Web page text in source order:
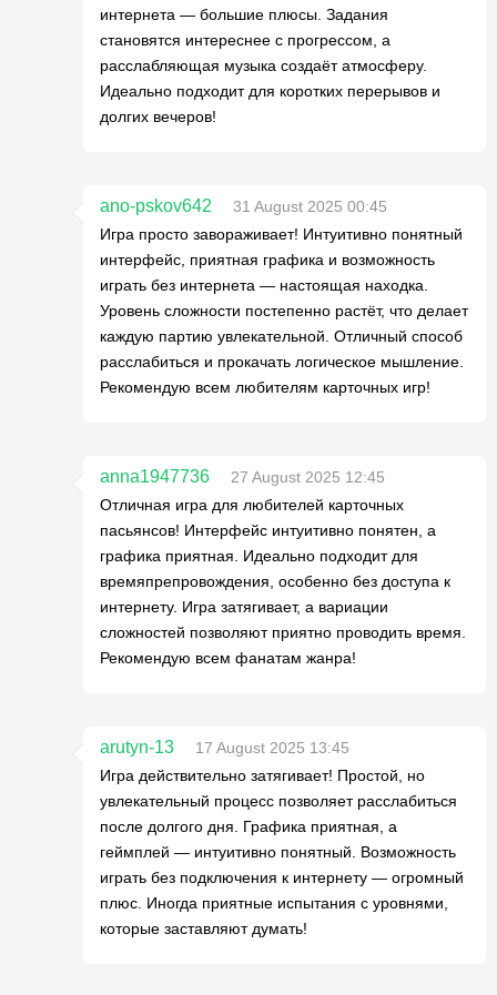
интернета — большие плюсы. Задания
становятся интереснее с прогрессом, а
расслабляющая музыка создаёт атмосферу.
Идеально подходит для коротких перерывов и
долгих вечеров!
ano-pskov642
31 August 2025 00:45
Игра просто завораживает! Интуитивно понятный
интерфейс, приятная графика и возможность
играть без интернета — настоящая находка.
Уровень сложности постепенно растёт, что делает
каждую партию увлекательной. Отличный способ
расслабиться и прокачать логическое мышление.
Рекомендую всем любителям карточных игр!
anna1947736
27 August 2025 12:45
Отличная игра для любителей карточных
пасьянсов! Интерфейс интуитивно понятен, а
графика приятная. Идеально подходит для
времяпрепровождения, особенно без доступа к
интернету. Игра затягивает, а вариации
сложностей позволяют приятно проводить время.
Рекомендую всем фанатам жанра!
arutyn-13
17 August 2025 13:45
Игра действительно затягивает! Простой, но
увлекательный процесс позволяет расслабиться
после долгого дня. Графика приятная, а
геймплей — интуитивно понятный. Возможность
играть без подключения к интернету — огромный
плюс. Иногда приятные испытания с уровнями,
которые заставляют думать!